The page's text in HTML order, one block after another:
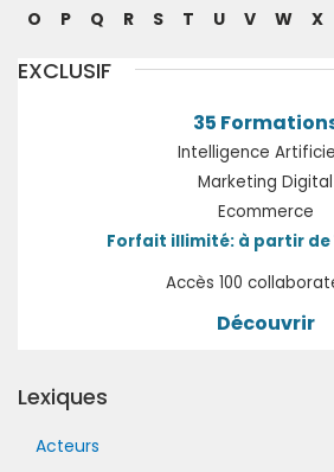
O
P Q R S T U V W X
EXCLUSIF
35
Intelligence
Marketing Digital
Ecommerce
Forfait illimité: à partir de
Accès 100
Découvrir
Lexiques
Acteurs